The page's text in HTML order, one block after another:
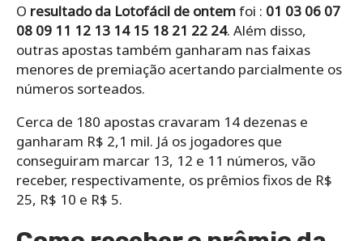
O resultado da Lotofácil de ontemfoi : 01 03 06 07
08 09 11 12 13 14 15 18 21 22 24. Além disso,
outras apostas também ganharam nas faixas
menores de premiação acertando parcialmente os
números sorteados.
Cerca de 180 apostas cravaram 14 dezenas e
ganharam R$ 2,1 mil. Já os jogadores que
conseguiram marcar 13, 12 e 11 números, vão
receber, respectivamente, os prêmios fixos de R$
25, R$ 10 e R$ 5.